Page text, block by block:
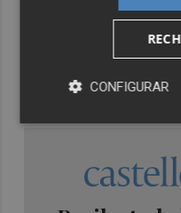
CONFIGURAR